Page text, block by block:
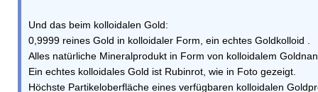
Und das beim kolloidalen Gold:
0,9999 reines Gold in kolloidaler Form, ein echtes Goldkolloid .
Alles natürliche Mineralprodukt in Form von kolloidalem
Ein echtes kolloidales Gold ist Rubinrot, wie in Foto gezeigt.
Höchste Partikeloberfläche eines verfügbaren kolloidalen